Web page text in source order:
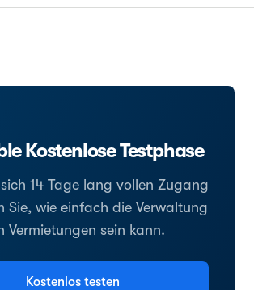
Kostenlose Testphase
sich 14 Tage lang vollen Zugang
Sie, wie einfach die Verwaltung
Vermietungen sein kann.
Kostenlos testen